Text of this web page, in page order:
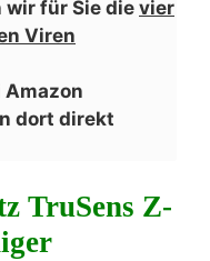
wir für Sie die vier
Viren
Amazon
dort direkt
TruSens Z-